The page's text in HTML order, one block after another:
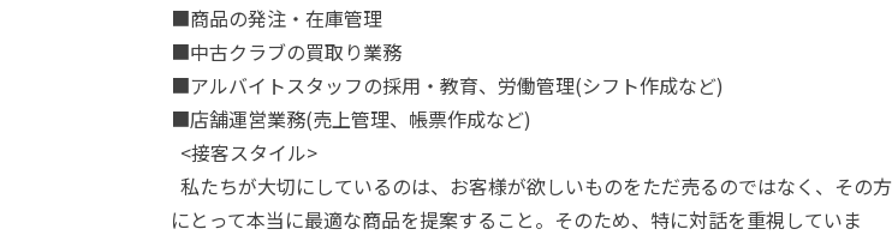
■商品の発注・在庫管理
■中古クラブの買取り業務
■アルバイトスタッフの採用・教育、労働管理(シフト作成など)
■店舗運営業務(売上管理、帳票作成など)
<接客スタイル>
私たちが大切にしているのは、お客様が欲しいものをただ売るのではなく、その方
にとって本当に最適な商品を提案すること。そのため、特に対話を重視していま